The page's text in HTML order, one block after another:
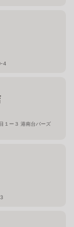
4
１ー３ 港南台バーズ